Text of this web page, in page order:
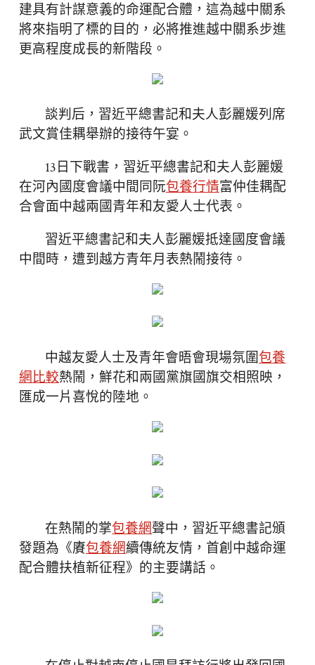
建具有計謀意義的命運配合體，這為越中關系
將來指明了標的目的，必將推進越中關系步進
更高程度成長的新階段。
談判后，習近平總書記和夫人彭麗媛列席
武文賞佳耦舉辦的接待午宴。
13日下戰書，習近平總書記和夫人彭麗媛
在河內國度會議中間同阮包養行情富仲佳耦配
合會面中越兩國青年和友愛人士代表。
習近平總書記和夫人彭麗媛抵達國度會議
中間時，遭到越方青年月表熱鬧接待。
中越友愛人士及青年會晤會現場氛圍包養
網比較熱鬧，鮮花和兩國黨旗國旗交相照映，
匯成一片喜悅的陸地。
在熱鬧的掌包養網聲中，習近平總書記頒
發題為《賡包養網續傳統友情，首創中越命運
配合體扶植新征程》的主要講話。